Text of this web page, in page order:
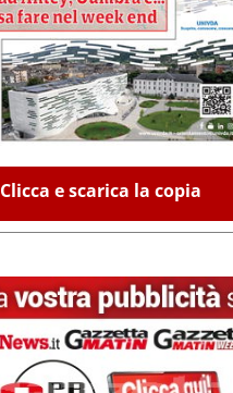
Clicca e scarica la copia